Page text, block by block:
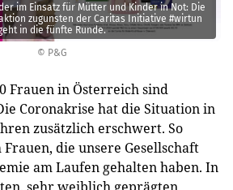
© P&G
im Einsatz für Mütter und Kinder in Not: Die
zugunsten der Caritas Initiative #wirtun
in die fünfte Runde.
Frauen in Österreich sind
Coronakrise hat die Situation in
zusätzlich erschwert. So
die unsere Gesellschaft
am Laufen gehalten haben. In